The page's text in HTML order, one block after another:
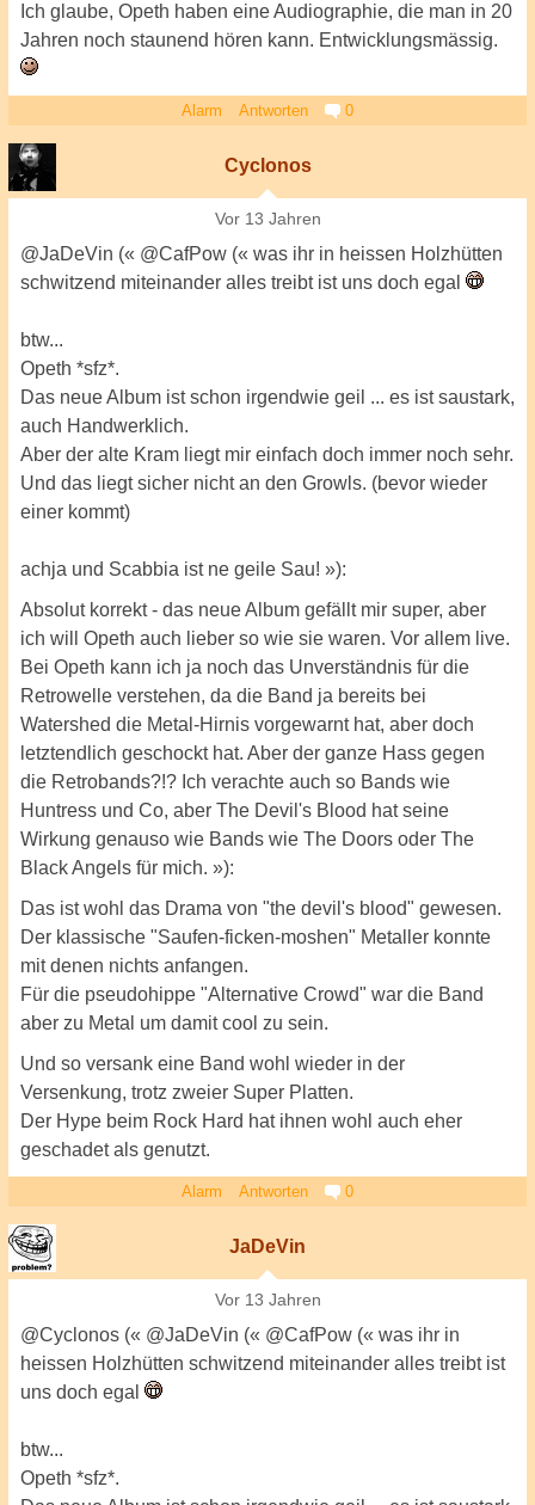
Ich glaube, Opeth haben eine Audiographie, die man in 20
Jahren noch staunend hören kann. Entwicklungsmässig.
Alarm Antworten 0
Cyclonos
Vor 13 Jahren
@JaDeVin (« @CafPow (« was ihr in heissen Holzhütten
schwitzend miteinander alles treibt ist uns doch egal
btw...
Opeth *sfz*.
Das neue Album ist schon irgendwie geil ... es ist saustark,
auch Handwerklich.
Aber der alte Kram liegt mir einfach doch immer noch sehr.
Und das liegt sicher nicht an den Growls. (bevor wieder
einer kommt)
achja und Scabbia ist ne geile Sau! »):
Absolut korrekt - das neue Album gefällt mir super, aber
ich will Opeth auch lieber so wie sie waren. Vor allem live.
Bei Opeth kann ich ja noch das Unverständnis für die
Retrowelle verstehen, da die Band ja bereits bei
Watershed die Metal-Hirnis vorgewarnt hat, aber doch
letztendlich geschockt hat. Aber der ganze Hass gegen
die Retrobands?!? Ich verachte auch so Bands wie
Huntress und Co, aber The Devil's Blood hat seine
Wirkung genauso wie Bands wie The Doors oder The
Black Angels für mich. »):
Das ist wohl das Drama von "the devil's blood" gewesen.
Der klassische "Saufen-ficken-moshen" Metaller konnte
mit denen nichts anfangen.
Für die pseudohippe "Alternative Crowd" war die Band
aber zu Metal um damit cool zu sein.
Und so versank eine Band wohl wieder in der
Versenkung, trotz zweier Super Platten.
Der Hype beim Rock Hard hat ihnen wohl auch eher
geschadet als genutzt.
Alarm Antworten 0
JaDeVin
Vor 13 Jahren
@Cyclonos (« @JaDeVin (« @CafPow (« was ihr in
heissen Holzhütten schwitzend miteinander alles treibt ist
uns doch egal
btw...
Opeth *sfz*.